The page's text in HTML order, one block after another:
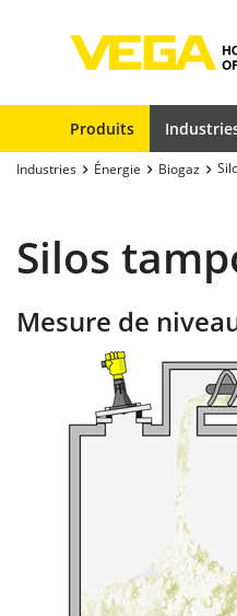
Produits
Industries Énergie Biogaz
Silos
Mesure de